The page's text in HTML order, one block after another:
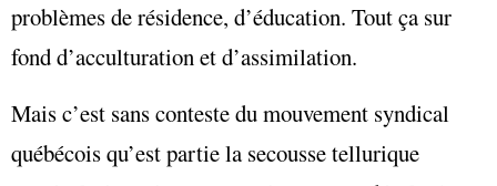
problèmes de résidence, d’éducation. Tout ça sur
fond d’acculturation et d’assimilation.
Mais c’est sans conteste du mouvement syndical
québécois qu’est partie la secousse tellurique